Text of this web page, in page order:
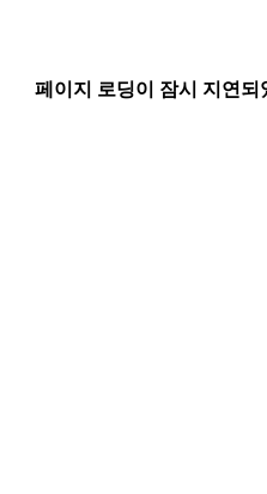
페이지 로딩이 잠시 지연